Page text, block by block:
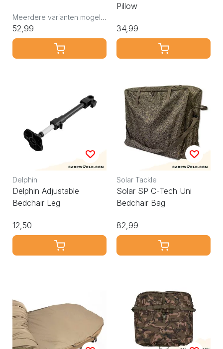
Meerdere varianten mogelijk
52,99
Pillow
34,99
Delphin
Delphin Adjustable
Bedchair Leg
12,50
Solar Tackle
Solar SP C-Tech Uni
Bedchair Bag
82,99